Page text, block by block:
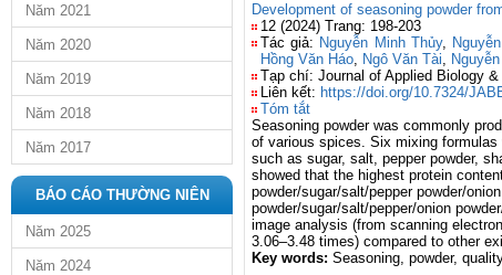
Năm 2021
Năm 2020
Năm 2019
Năm 2018
Năm 2017
BÁO CÁO THƯỜNG NIÊN
Năm 2025
Năm 2024
Development of seasoning powder
12 (2024) Trang: 198-203
Tác giả: Nguyễn Minh Thủy,
Hồng Văn Háo, Ngô Văn Tài,
Tạp chí: Journal of Applied Biology
Liên kết: https://doi.org/10.7324/
Tóm tắt
Seasoning powder was commonly
of various spices. Six mixing formulas
such as sugar, salt, pepper powder,
showed that the highest protein
powder/sugar/salt/pepper powder/
powder/sugar/salt/pepper/onion
image analysis (from scanning
3.06–3.48 times) compared to other
Key words: Seasoning, powder,